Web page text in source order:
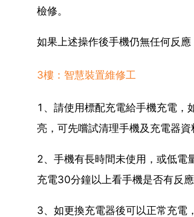
檢修。
如果上述操作後手機仍無任何反
3樓：智慧裝置維修工
1、請使用標配充電給手機充電，
亮，可先嚐試清理手機及充電器
2、手機有長時間未使用，或低電
充電30分鐘以上看手機是否有反應
3、如更換充電器後可以正常充電